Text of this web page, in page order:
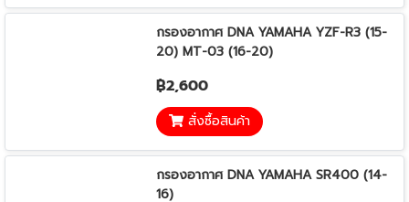
กรองอากาศ DNA YAMAHA YZF-R3 (15-
20) MT-03 (16-20)
฿2,600
สั่งซื้อสินค้า
กรองอากาศ DNA YAMAHA SR400 (14-
16)